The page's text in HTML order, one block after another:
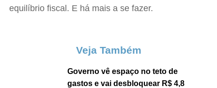
equilíbrio fiscal. E há mais a se fazer.
Veja Também
Governo vê espaço no teto de
gastos e vai desbloquear R$ 4,8